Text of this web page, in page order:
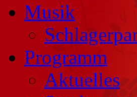
Musik
Programm
Aktuelles